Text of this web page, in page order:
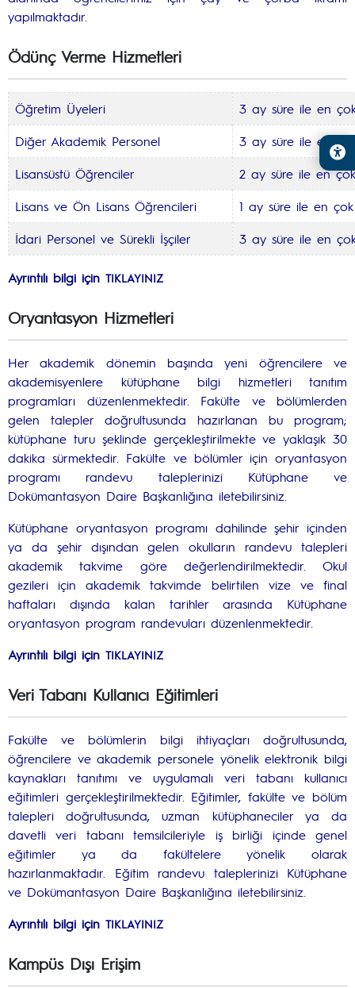
yapılmaktadır.
Ödünç Verme Hizmetleri
Öğretim Üyeleri
3 ay süre ile en
Diğer Akademik Personel
3 ay süre ile en
Lisansüstü Öğrenciler
2 ay süre ile en
Lisans ve Ön Lisans Öğrencileri
1 ay süre ile en
İdari Personel ve Sürekli İşçiler
3 ay süre ile en
Ayrıntılı bilgi için TIKLAYINIZ
Oryantasyon Hizmetleri
Her akademik dönemin başında yeni öğrencilere ve
akademisyenlere kütüphane bilgi hizmetleri tanıtım
programları düzenlenmektedir. Fakülte ve bölümlerden
gelen talepler doğrultusunda hazırlanan bu program;
kütüphane turu şeklinde gerçekleştirilmekte ve yaklaşık 30
dakika sürmektedir. Fakülte ve bölümler için oryantasyon
programı randevu taleplerinizi Kütüphane ve
Dokümantasyon Daire Başkanlığına iletebilirsiniz.
Kütüphane oryantasyon programı dahilinde şehir içinden
ya da şehir dışından gelen okulların randevu talepleri
akademik takvime göre değerlendirilmektedir. Okul
gezileri için akademik takvimde belirtilen vize ve final
haftaları dışında kalan tarihler arasında Kütüphane
oryantasyon program randevuları düzenlenmektedir.
Ayrıntılı bilgi için TIKLAYINIZ
Veri Tabanı Kullanıcı Eğitimleri
Fakülte ve bölümlerin bilgi ihtiyaçları doğrultusunda,
öğrencilere ve akademik personele yönelik elektronik bilgi
kaynakları tanıtımı ve uygulamalı veri tabanı kullanıcı
eğitimleri gerçekleştirilmektedir. Eğitimler, fakülte ve bölüm
talepleri doğrultusunda, uzman kütüphaneciler ya da
davetli veri tabanı temsilcileriyle iş birliği içinde genel
eğitimler ya da fakültelere yönelik olarak
hazırlanmaktadır. Eğitim randevu taleplerinizi Kütüphane
ve Dokümantasyon Daire Başkanlığına iletebilirsiniz.
Ayrıntılı bilgi için TIKLAYINIZ
Kampüs Dışı Erişim